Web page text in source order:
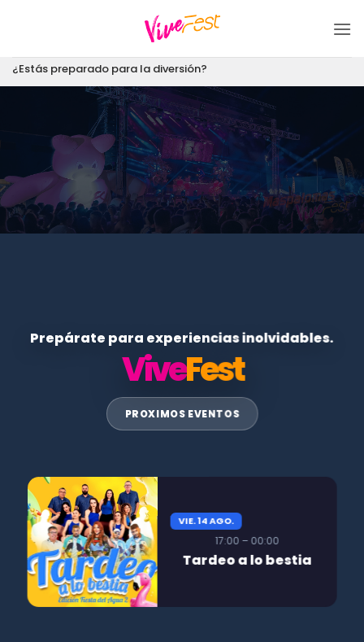
¿Estás preparado para la diversión?
Prepárate para experiencias inolvidables.
ViveFest
PROXIMOS EVENTOS
VIE. 14 AGO.
17:00 – 00:00
Tardeo a lo bestia